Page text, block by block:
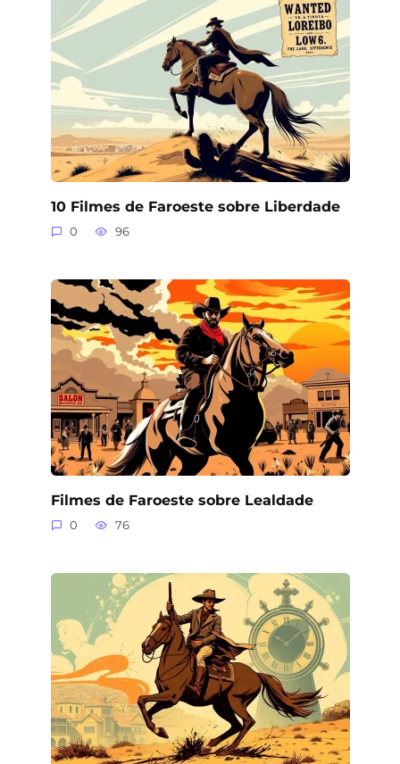
10 Filmes de Faroeste sobre Liberdade
0 96
Filmes de Faroeste sobre Lealdade
0 76